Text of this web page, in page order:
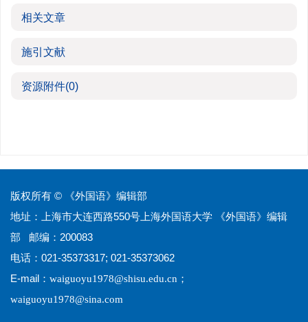
相关文章
施引文献
资源附件(0)
版权所有 © 《外国语》编辑部
地址：上海市大连西路550号上海外国语大学 《外国语》编辑
部 邮编：200083
电话：021-35373317; 021-35373062
E-mail： waiguoyu1978@shisu.edu.cn ；
waiguoyu1978@sina.com